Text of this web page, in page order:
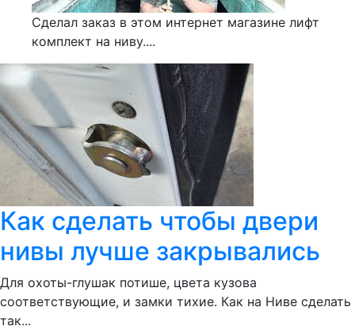
Сделал заказ в этом интернет магазине лифт
комплект на ниву....
Как сделать чтобы двери
нивы лучше закрывались
Для охоты-глушак потише, цвета кузова
соответствующие, и замки тихие. Как на Ниве сделать
так...